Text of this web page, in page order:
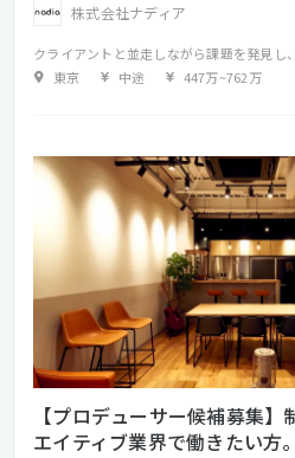
株式会社ナディア
東京
中途 447万~762万
【プロデューサー候補募集
エイティブ業界で働きたい方。